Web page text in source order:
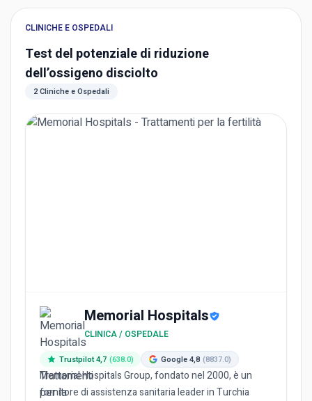
CLINICHE E OSPEDALI
Test del potenziale di riduzione
dell’ossigeno disciolto
2 Cliniche e Ospedali
Memorial Hospitals
CLINICA / OSPEDALE
Trustpilot 4,7 (638.0) Google 4,8 (8837.0)
Memorial Hospitals Group, fondato nel 2000, è un
fornitore di assistenza sanitaria leader in Turchia